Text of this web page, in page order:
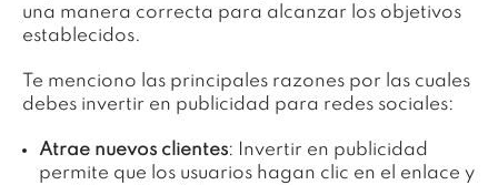
una manera correcta para alcanzar los objetivos
establecidos.
Te menciono las principales razones por las cuales
debes invertir en publicidad para redes sociales:
Atrae nuevos clientes: Invertir en publicidad
permite que los usuarios hagan clic en el enlace y